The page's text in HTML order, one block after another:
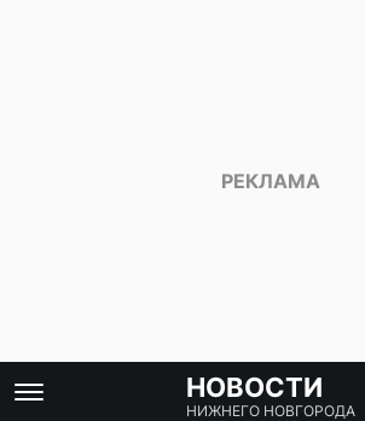
НОВОСТИ
НИЖНЕГО НОВГОРОДА